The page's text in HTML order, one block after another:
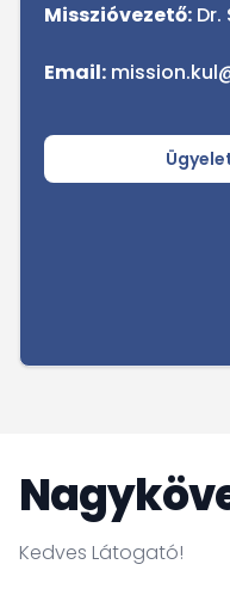
Misszióvezető:
Email:
Kedves Látogató!